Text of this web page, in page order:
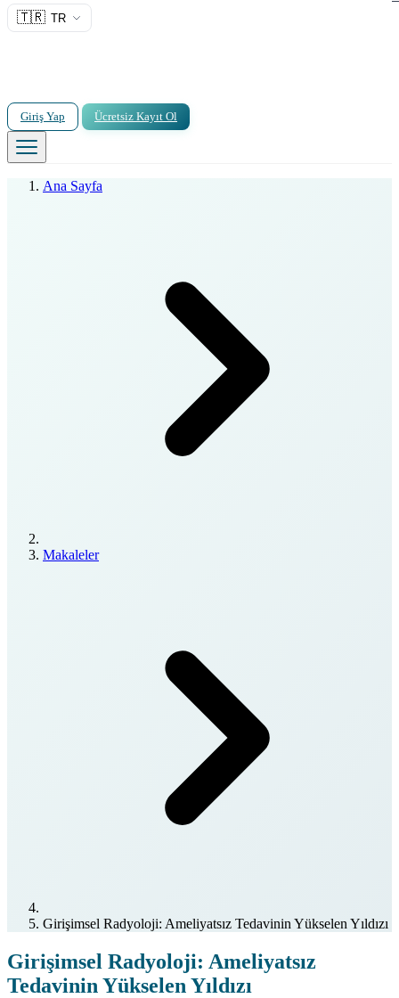
🇹🇷 TR
Giriş Yap Ücretsiz Kayıt Ol
Ana Sayfa
Makaleler
Girişimsel Radyoloji: Ameliyatsız Tedavinin Yükselen Yıldızı
Girişimsel Radyoloji: Ameliyatsız
Tedavinin Yükselen Yıldızı